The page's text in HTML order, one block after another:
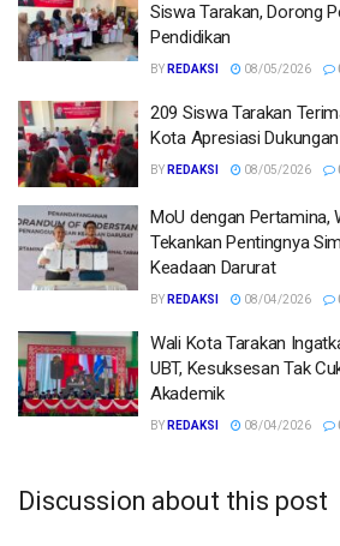
Siswa Tarakan, Dorong
Pendidikan
BY REDAKSI 08/05/2026
209 Siswa Tarakan
Kota Apresiasi
BY REDAKSI 08/05/2026
MoU dengan Pertamina,
Tekankan Pentingnya
Keadaan Darurat
BY REDAKSI 08/04/2026
Wali Kota Tarakan
UBT, Kesuksesan Tak
Akademik
BY REDAKSI 08/04/2026
Discussion about this post